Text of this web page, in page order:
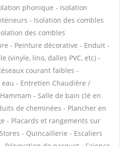
phonique - Isolation
- Isolation des combles
des combles
- Peinture décorative - Enduit -
(vinyle, lino, dalles PVC, etc) -
courant faibles -
- Entretien Chaudière /
- Salle de bain clé en
de cheminées - Plancher en
- Placards et rangements sur
- Quincaillerie - Escaliers